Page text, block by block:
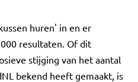
huren' in en er
resultaten. Of dit
stijging van het aantal
bekend heeft gemaakt, is